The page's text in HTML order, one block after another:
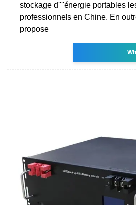
stockage d''''énergie portables
professionnels en Chine. En
propose